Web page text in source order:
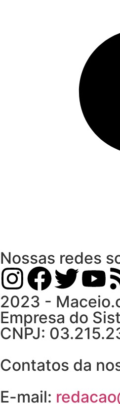
Nossas redes
2023 -
Empresa do
CNPJ:
Contatos da
E-mail: